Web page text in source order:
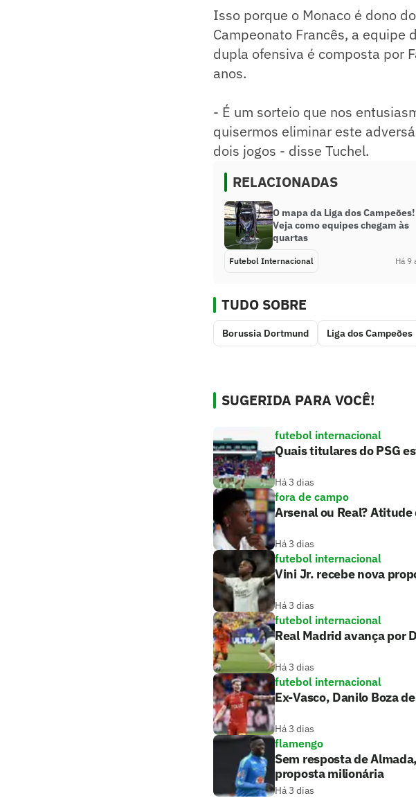
Isso porque o Monaco é dono
Campeonato Francês, a equipe
dupla ofensiva é composta por
anos.
- É um sorteio que nos
quisermos eliminar este
dois jogos - disse Tuchel.
RELACIONADAS
O mapa da Liga dos Campeões!
Veja como equipes chegam às
quartas
Futebol Internacional Há 9
TUDO SOBRE
Borussia Dortmund Liga dos Campeões
SUGERIDA PARA VOCÊ!
futebol internacional
Quais titulares do PSG
Há 3 dias
fora de campo
Arsenal ou Real?
Há 3 dias
futebol internacional
Vini Jr. recebe nova
Há 3 dias
futebol internacional
Real Madrid avança por
Há 3 dias
futebol internacional
Ex-Vasco, Danilo Boza
Há 3 dias
flamengo
Sem resposta de
proposta milionária
Há 3 dias